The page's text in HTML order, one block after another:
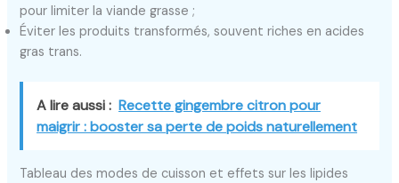
pour limiter la viande grasse ;
Éviter les produits transformés, souvent riches en acides
gras trans.
A lire aussi : Recette gingembre citron pour
maigrir : booster sa perte de poids naturellement
Tableau des modes de cuisson et effets sur les lipides